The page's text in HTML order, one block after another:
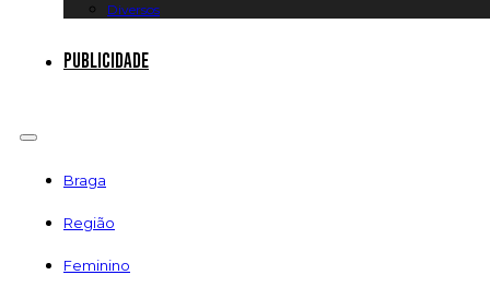
Diversos
Publicidade
Braga
Região
Feminino